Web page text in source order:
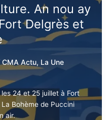
An nou
à Fort
d’épée
CMA Actu, La
les 24 et 25 juillet à Fort
La Bohème de Puccini
air.